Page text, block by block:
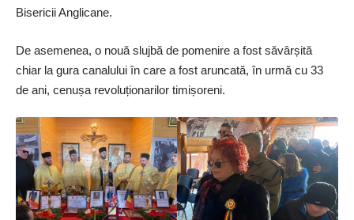
Bisericii Anglicane.
De asemenea, o nouă slujbă de pomenire a fost săvârșită
chiar la gura canalului în care a fost aruncată, în urmă cu 33
de ani, cenușa revoluționarilor ti­mișoreni.